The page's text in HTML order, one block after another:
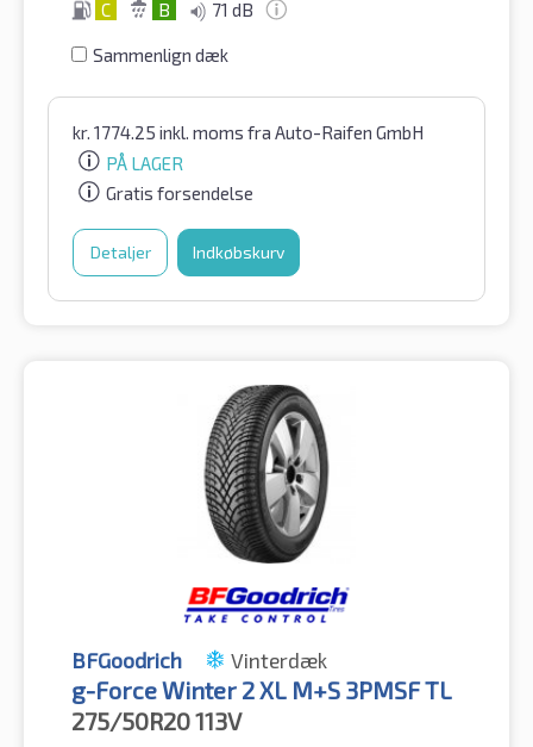
C B 71 dB
Sammenlign dæk
kr. 1774.25 inkl. moms fra Auto-Raifen GmbH
PÅ LAGER
Gratis forsendelse
Detaljer Indkøbskurv
BFGoodrich Vinterdæk
g-Force Winter 2 XL M+S 3PMSF TL
275/50R20113V